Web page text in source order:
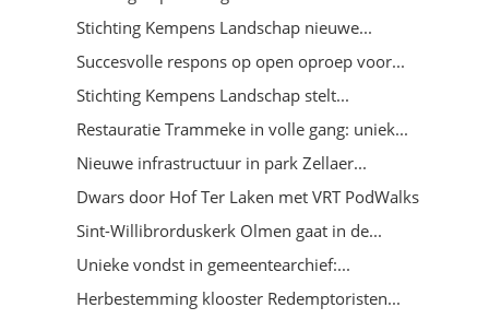
Stichting Kempens Landschap nieuwe...
Succesvolle respons op open oproep voor...
Stichting Kempens Landschap stelt...
Restauratie Trammeke in volle gang: uniek...
Nieuwe infrastructuur in park Zellaer...
Dwars door Hof Ter Laken met VRT PodWalks
Sint-Willibrorduskerk Olmen gaat in de...
Unieke vondst in gemeentearchief:...
Herbestemming klooster Redemptoristen...